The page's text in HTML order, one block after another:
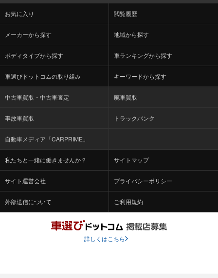
お気に入り 閲覧履歴
メーカーから探す 地域から探す
ボディタイプから探す 車ランキングから探す
車選びドットコムの取り組み キーワードから探す
中古車買取・中古車査定 廃車買取
事故車買取 トラックバンク
自動車メディア「CARPRIME」
私たちと一緒に働きませんか？ サイトマップ
サイト運営会社 プライバシーポリシー
外部送信について ご利用規約
詳しくはこちら